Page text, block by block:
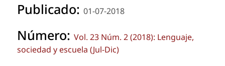
Publicado: 01-07-2018
Número: Vol. 23 Núm. 2 (2018): Lenguaje,
sociedad y escuela (Jul-Dic)